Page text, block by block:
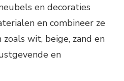
en decoraties
en combineer ze
wit, beige, zand en
en